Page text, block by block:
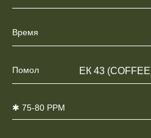
Время
Помол ЕК 43
✱ 75-80 PPM